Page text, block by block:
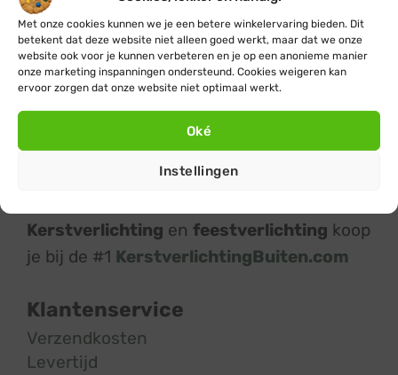
Met onze cookies kunnen we je een betere winkelervaring bieden. Dit
betekent dat deze website niet alleen goed werkt, maar dat we onze
website ook voor je kunnen verbeteren en je op een anonieme manier
onze marketing inspanningen ondersteund. Cookies weigeren kan
ervoor zorgen dat onze website niet optimaal werkt.
Oké
Instellingen
Klanten geven ons een 9,4op basis van
beoordelingen
Kerstverlichting en feestverlichting koop
je bij de #1 KerstverlichtingBuiten.com
Klantenservice
Verzendkosten
Levertijd